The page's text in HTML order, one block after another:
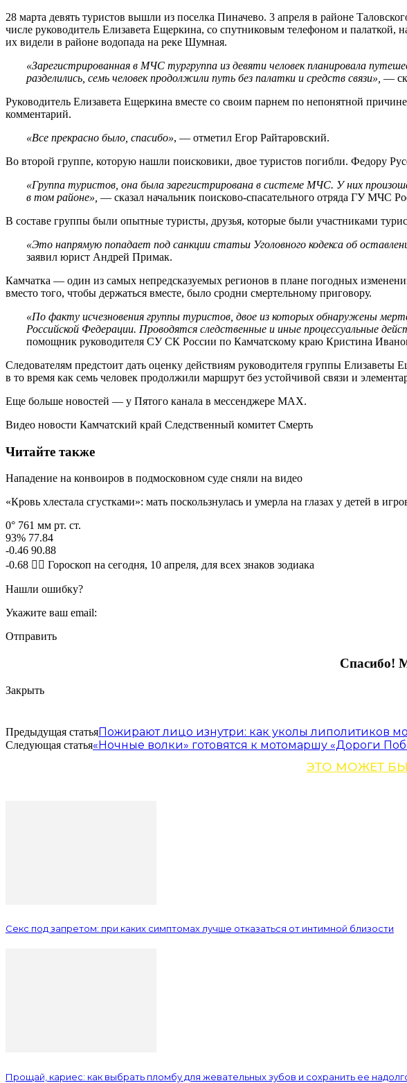
28 марта девять туристов вышли из поселка Пиначево. 3 апреля в районе
числе руководитель Елизавета Ещеркина, со спутниковым телефоном и
их видели в районе водопада на реке Шумная.
«Зарегистрированная в МЧС тургруппа из девяти человек планировала
разделились, семь человек продолжили путь без палатки и средств связи», —
Руководитель Елизавета Ещеркина вместе со своим парнем по непонятной
комментарий.
«Все прекрасно было, спасибо», — отметил Егор Райтаровский.
Во второй группе, которую нашли поисковики, двое туристов погибли. Федору
«Группа туристов, она была зарегистрирована в системе МЧС. У них
в том районе», — сказал начальник поисково-спасательного отряда ГУ МЧС
В составе группы были опытные туристы, друзья, которые были участниками
«Это напрямую попадает под санкции статьи Уголовного кодекса об
заявил юрист Андрей Примак.
Камчатка — один из самых непредсказуемых регионов в плане погодных
вместо того, чтобы держаться вместе, было сродни смертельному приговору.
«По факту исчезновения группы туристов, двое из которых обнаружены
Российской Федерации. Проводятся следственные и иные процессуальные
помощник руководителя СУ СК России по Камчатскому краю Кристина
Следователям предстоит дать оценку действиям руководителя группы
в то время как семь человек продолжили маршрут без устойчивой связи и
Еще больше новостей — у Пятого канала в мессенджере MAX.
Видео новости Камчатский край Следственный комитет Смерть
Читайте также
Нападение на конвоиров в подмосковном суде сняли на видео
«Кровь хлестала сгустками»: мать поскользнулась и умерла на глазах у детей в
0° 761 мм рт. ст.
93% 77.84
-0.46 90.88
-0.68 🧙‍♀ Гороскоп на сегодня, 10 апреля, для всех знаков зодиака
Нашли ошибку?
Укажите ваш email:
Отправить
Спасибо!
Закрыть
Предыдущая статьяПожирают лицо изнутри: как уколы липолитиков
Следующая статья«Ночные волки» готовятся к мотомаршу «Дороги
ЭТО МОЖЕТ
Секс под запретом: при каких симптомах лучше отказаться от интимной близости
Прощай, кариес: как выбрать пломбу для жевательных зубов и сохранить ее